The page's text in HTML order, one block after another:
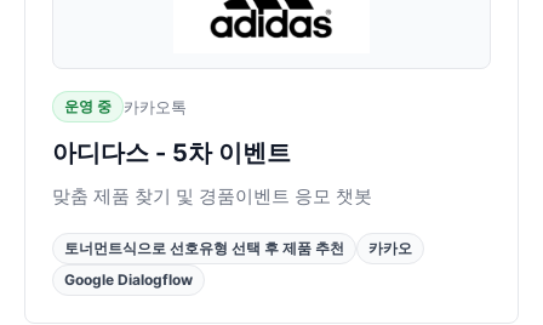
운영 중 카카오톡
아디다스 - 5차 이벤트
맞춤 제품 찾기 및 경품이벤트 응모 챗봇
토너먼트식으로 선호유형 선택 후 제품 추천
카카오
Google Dialogflow